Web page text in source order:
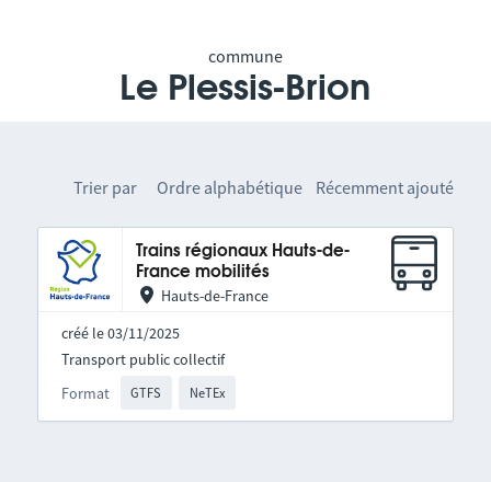
commune
Le Plessis-Brion
Trier par Ordre alphabétique Récemment ajouté
Trains régionaux Hauts-de-
France mobilités
Hauts-de-France
créé le 03/11/2025
Format GTFS NeTEx
Transport public collectif